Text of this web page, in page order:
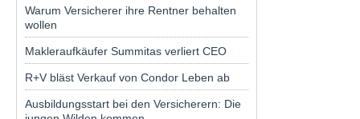
Warum Versicherer ihre Rentner behalten
wollen
Makleraufkäufer Summitas verliert CEO
R+V bläst Verkauf von Condor Leben ab
Ausbildungsstart bei den Versicherern: Die